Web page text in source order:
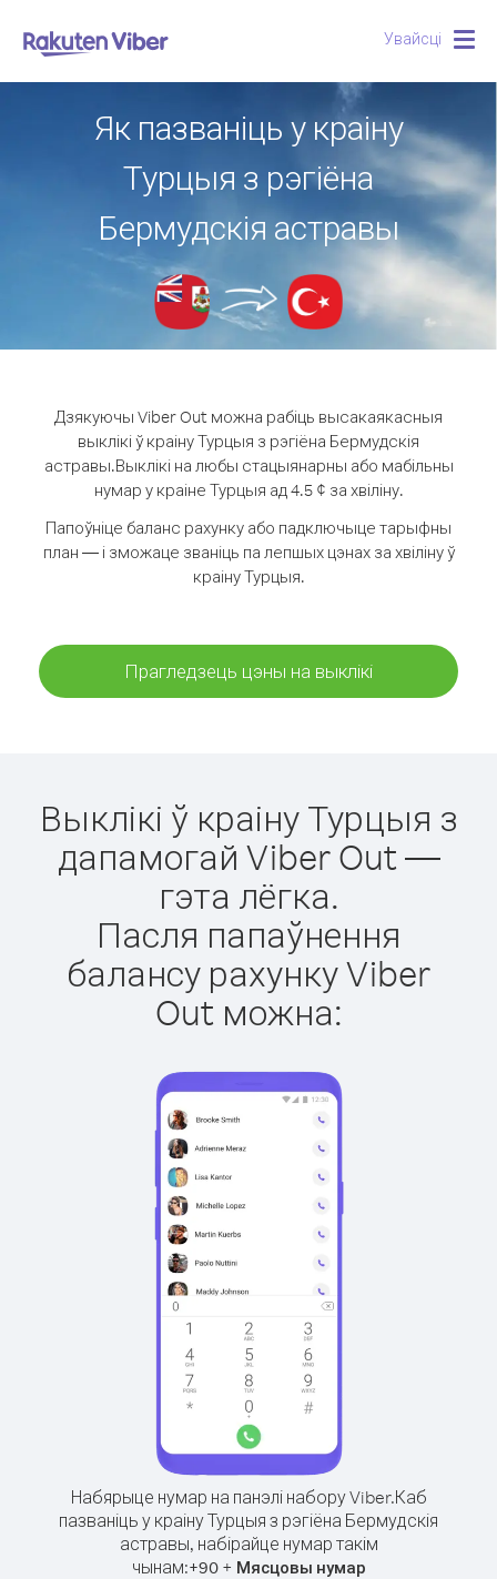
Увайсці
Як пазваніць у краіну
Турцыя з рэгіёна
Бермудскія астравы
Дзякуючы Viber Out можна рабіць высакаякасныя
выклікі ў краіну Турцыя з рэгіёна Бермудскія
астравы.Выклікі на любы стацыянарны або мабільны
нумар у краіне Турцыя ад 4.5 ¢ за хвіліну.
Папоўніце баланс рахунку або падключыце тарыфны
план — і зможаце званіць па лепшых цэнах за хвіліну ў
краіну Турцыя.
Прагледзець цэны на выклікі
Выклікі ў краіну Турцыя з
дапамогай Viber Out —
гэта лёгка.
Пасля папаўнення
балансу рахунку Viber
Out можна:
Набярыце нумар на панэлі набору Viber.Каб
пазваніць у краіну Турцыя з рэгіёна Бермудскія
астравы, набірайце нумар такім
чынам:+90+ Мясцовы нумар